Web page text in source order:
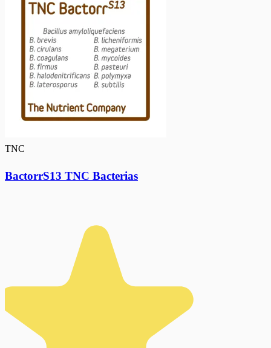
TNC
BactorrS13 TNC Bacterias